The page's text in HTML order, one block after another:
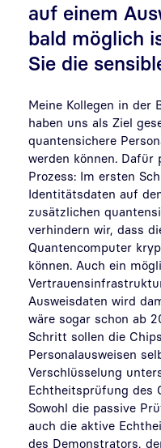
auf einem
bald möglich
Sie die
Meine Kollegen in der
haben uns als Ziel
quantensichere
werden können. Dafür
Prozess: Im ersten
Identitätsdaten auf
zusätzlichen
verhindern wir, dass
Quantencomputer
können. Auch ein
Ausweisdaten wird
wäre sogar schon ab
Schritt sollen die
Personalausweisen
Verschlüsselung
Echtheitsprüfung des
Sowohl die passive
auch die aktive
des Demonstrators,